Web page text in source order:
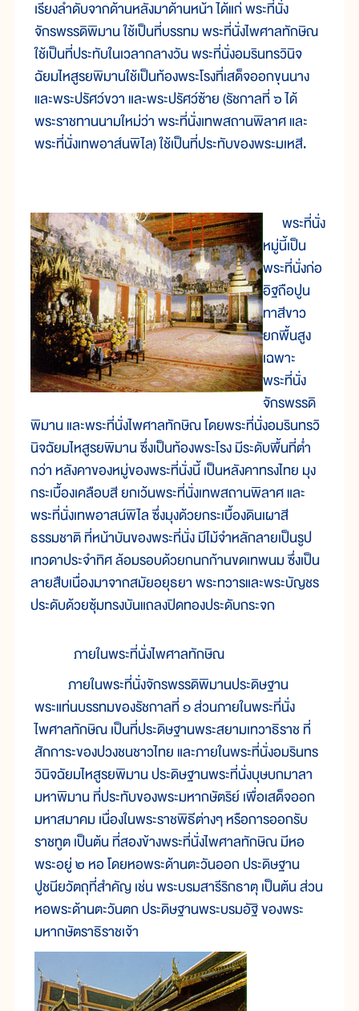
เรียงลำดับจากด้านหลังมาด้านหน้า ได้แก่ พระที่นั่ง
จักรพรรดิพิมาน ใช้เป็นที่บรรทม พระที่นั่งไพศาลทักษิณ
ใช้เป็นที่ประทับในเวลากลางวัน พระที่นั่งอมรินทรวินิจ
ฉัยมไหสูรยพิมานใช้เป็นท้องพระโรงที่เสด็จออกขุนนาง
และพระปรัศว์ขวา และพระปรัศว์ซ้าย (รัชกาลที่ ๖ ได้
พระราชทานนามใหม่ว่า พระที่นั่งเทพสถานพิลาศ และ
พระที่นั่งเทพอาส์นพิไล) ใช้เป็นที่ประทับของพระมเหสี.
พระที่นั่ง
หมู่นี้เป็น
พระที่นั่งก่อ
อิฐถือปูน
ทาสีขาว
ยกพื้นสูง
เฉพาะ
พระที่นั่ง
จักรพรรดิ
พิมาน และพระที่นั่งไพศาลทักษิณ โดยพระที่นั่งอมรินทรวิ
นิจฉัยมไหสูรยพิมาน ซึ่งเป็นท้องพระโรง มีระดับพื้นที่ต่ำ
กว่า หลังคาของหมู่ของพระที่นั่งนี้ เป็นหลังคาทรงไทย มุง
กระเบื้องเคลือบสี ยกเว้นพระที่นั่งเทพสถานพิลาศ และ
พระที่นั่งเทพอาสน์พิไล ซึ่งมุงด้วยกระเบื้องดินเผาสี
ธรรมชาติ ที่หน้าบันของพระที่นั่ง มีไม้จำหลักลายเป็นรูป
เทวดาประจำทิศ ล้อมรอบด้วยกนกก้านขดเทพนม ซึ่งเป็น
ลายสืบเนื่องมาจากสมัยอยุธยา พระทวารและพระบัญชร
ประดับด้วยซุ้มทรงบันแถลงปิดทองประดับกระจก
ภายในพระที่นั่งไพศาลทักษิณ
ภายในพระที่นั่งจักรพรรดิพิมานประดิษฐาน
พระแท่นบรรทมของรัชกาลที่ ๑ ส่วนภายในพระที่นั่ง
ไพศาลทักษิณ เป็นที่ประดิษฐานพระสยามเทวาธิราช ที่
สักการะของปวงชนชาวไทย และภายในพระที่นั่งอมรินทร
วินิจฉัยมไหสูรยพิมาน ประดิษฐานพระที่นั่งบุษบกมาลา
มหาพิมาน ที่ประทับของพระมหากษัตริย์ เพื่อเสด็จออก
มหาสมาคม เนื่องในพระราชพิธีต่างๆ หรือการออกรับ
ราชทูต เป็นต้น ที่สองข้างพระที่นั่งไพศาลทักษิณ มีหอ
พระอยู่ ๒ หอ โดยหอพระด้านตะวันออก ประดิษฐาน
ปูชนียวัตถุที่สำคัญ เช่น พระบรมสารีริกธาตุ เป็นต้น ส่วน
หอพระด้านตะวันตก ประดิษฐานพระบรมอัฐิ ของพระ
มหากษัตราธิราชเจ้า